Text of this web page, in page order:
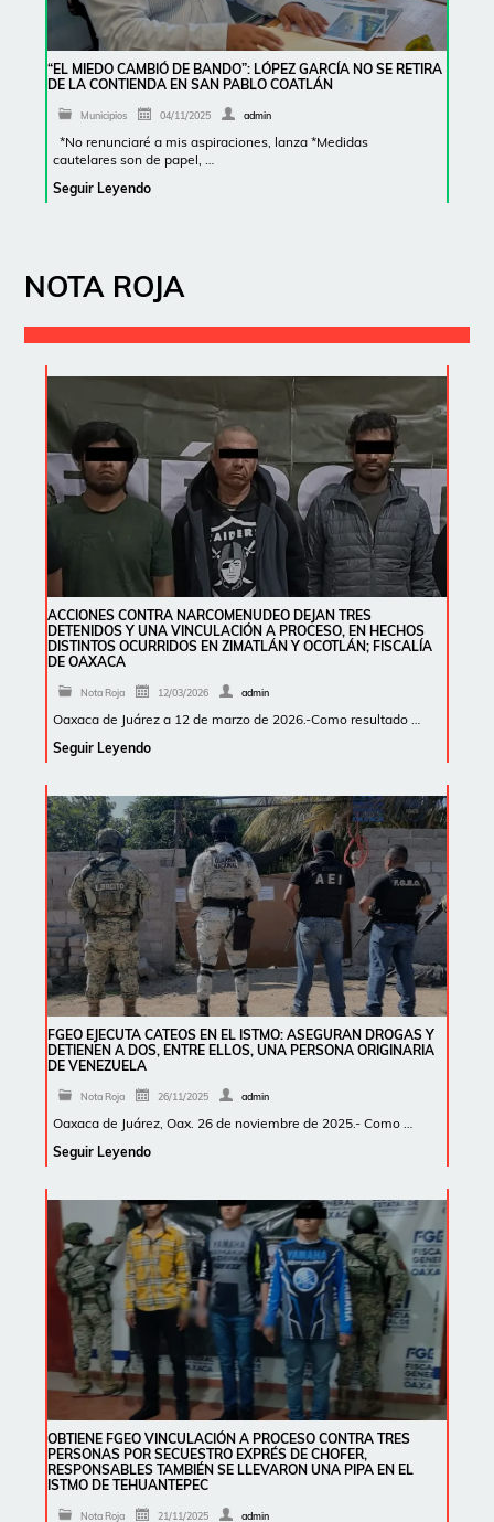
“EL MIEDO CAMBIÓ DE BANDO”: LÓPEZ GARCÍA NO SE RETIRA
DE LA CONTIENDA EN SAN PABLO COATLÁN
Municipios 04/11/2025 admin
*No renunciaré a mis aspiraciones, lanza *Medidas
cautelares son de papel, …
Seguir Leyendo
NOTA ROJA
ACCIONES CONTRA NARCOMENUDEO DEJAN TRES
DETENIDOS Y UNA VINCULACIÓN A PROCESO, EN HECHOS
DISTINTOS OCURRIDOS EN ZIMATLÁN Y OCOTLÁN; FISCALÍA
DE OAXACA
Nota Roja 12/03/2026 admin
Oaxaca de Juárez a 12 de marzo de 2026.-Como resultado …
Seguir Leyendo
FGEO EJECUTA CATEOS EN EL ISTMO: ASEGURAN DROGAS Y
DETIENEN A DOS, ENTRE ELLOS, UNA PERSONA ORIGINARIA
DE VENEZUELA
Nota Roja 26/11/2025 admin
Oaxaca de Juárez, Oax. 26 de noviembre de 2025.- Como …
Seguir Leyendo
OBTIENE FGEO VINCULACIÓN A PROCESO CONTRA TRES
PERSONAS POR SECUESTRO EXPRÉS DE CHOFER,
RESPONSABLES TAMBIÉN SE LLEVARON UNA PIPA EN EL
ISTMO DE TEHUANTEPEC
Nota Roja 21/11/2025 admin